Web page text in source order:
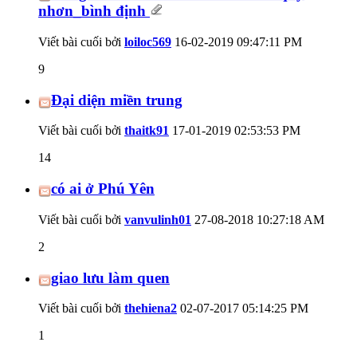
nhơn_bình định
Viết bài cuối bởi loiloc569 16-02-2019 09:47:11 PM
9
Đại diện miền trung
Viết bài cuối bởi thaitk91 17-01-2019 02:53:53 PM
14
có ai ở Phú Yên
Viết bài cuối bởi vanvulinh01 27-08-2018 10:27:18 AM
2
giao lưu làm quen
Viết bài cuối bởi thehiena2 02-07-2017 05:14:25 PM
1